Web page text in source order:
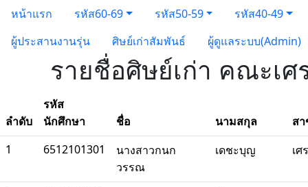
หน้าแรก รหัส60-69 รหัส50-59
รหัส40-49
ผู้ประสานงานรุ่น
ศิษย์เก่าสัมพันธ์ ผู้ดูแลระบบ(Admin)
รายชื่อศิษย์เก่า คณะเ
ลำดับ
รหัส
นักศึกษา
ชื่อ นามสกุล
ส
1
6512101301
นางสาวกนก
วรรณ
เดชะบุญ เ